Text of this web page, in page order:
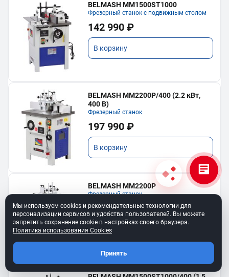
BELMASH MM1500ST1000
Фрезерный станок с подвижным столом
142 990 ₽
В корзину
BELMASH MM2200P/400 (2.2 кВт,
400 В)
Фрезерный станок
197 990 ₽
В корзину
BELMASH MM2200P
Фрезерный станок
197 990 ₽
В корзину
Мы используем cookies и рекомендательные технологии для
персонализации сервисов и удобства пользователей. Вы можете
запретить сохранение cookie в настройках своего браузера.
Политика использования Cookies
Принять